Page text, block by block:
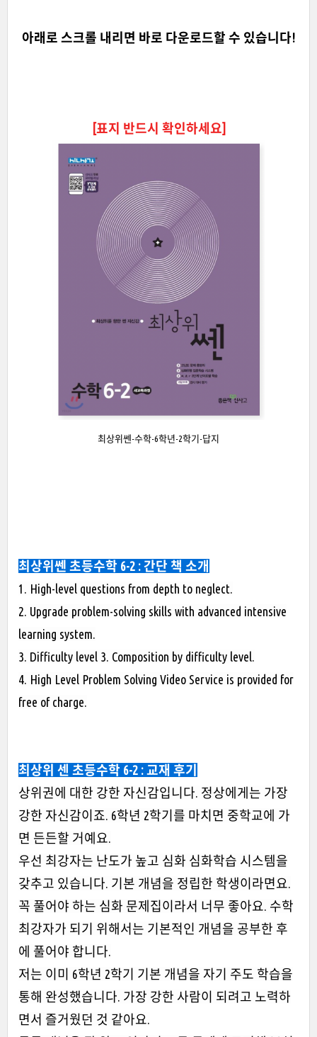
아래로 스크롤 내리면 바로 다운로드할 수 있습니다!
[표지 반드시 확인하세요]
최상위쎈-수학-6학년-2학기-답지
최상위쎈 초등수학 6-2 : 간단 책 소개
1. High-level questions from depth to neglect.
2. Upgrade problem-solving skills with advanced intensive
learning system.
3. Difficulty level 3. Composition by difficulty level.
4. High Level Problem Solving Video Service is provided for
free of charge.
최상위 센 초등수학 6-2 : 교재 후기
상위권에 대한 강한 자신감입니다. 정상에게는 가장
강한 자신감이죠. 6학년 2학기를 마치면 중학교에 가
면 든든할 거예요.
우선 최강자는 난도가 높고 심화 심화학습 시스템을
갖추고 있습니다. 기본 개념을 정립한 학생이라면요.
꼭 풀어야 하는 심화 문제집이라서 너무 좋아요. 수학
최강자가 되기 위해서는 기본적인 개념을 공부한 후
에 풀어야 합니다.
저는 이미 6학년 2학기 기본 개념을 자기 주도 학습을
통해 완성했습니다. 가장 강한 사람이 되려고 노력하
면서 즐거웠던 것 같아요.